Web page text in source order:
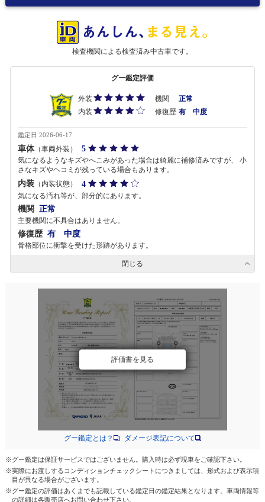
検査機関による検査済み中古車です。
グー鑑定評価
外装 機関
正常
内装
修復歴 有 中度
鑑定日 2026-06-17
車体（車両外装） 5
気になるようなキズやへこみがあった場合は綺麗に補修済みですが、 小
さなキズやヘコミが残っている場合もあります。
内装 （内装状態） 4
気になる汚れ等が、部分的にあります。
機関 正常
主要機関に不具合はありません。
修復歴 有 中度
骨格部位に衝撃を受けた形跡があります。
閉じる
評価書を見る
グー鑑定とは？ ダメージ表記について
※グー鑑定は保証サービスではございません。購入時は必ず現車をご確認下さい。
※実際にお渡しするコンディションチェックシートにつきましては、形式および表示項
目が異なる場合がございます。
※グー鑑定の評価はあくまでも記載している鑑定日の鑑定結果となります。車両情報等
の詳細は各販売店へお問い合わせ下さい。